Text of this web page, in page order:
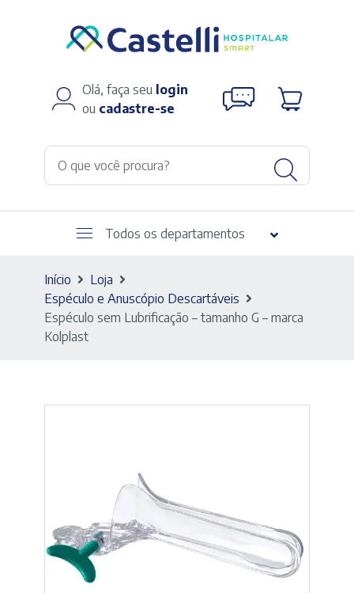
Olá, faça seu login
ou cadastre-se
Todos os departamentos
Início
Loja
Espéculo e Anuscópio Descartáveis
Espéculo sem Lubrificação – tamanho G – marca
Kolplast